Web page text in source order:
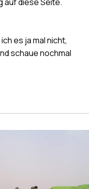
es ja mal nicht,
schaue nochmal